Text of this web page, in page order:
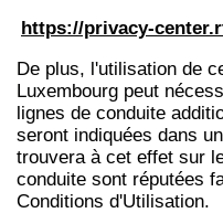
https://privacy-
De plus, l'utilisation de
Luxembourg peut
lignes de conduite
seront indiquées dans
trouvera à cet effet sur
conduite sont réputées
Conditions d'Utilisation.